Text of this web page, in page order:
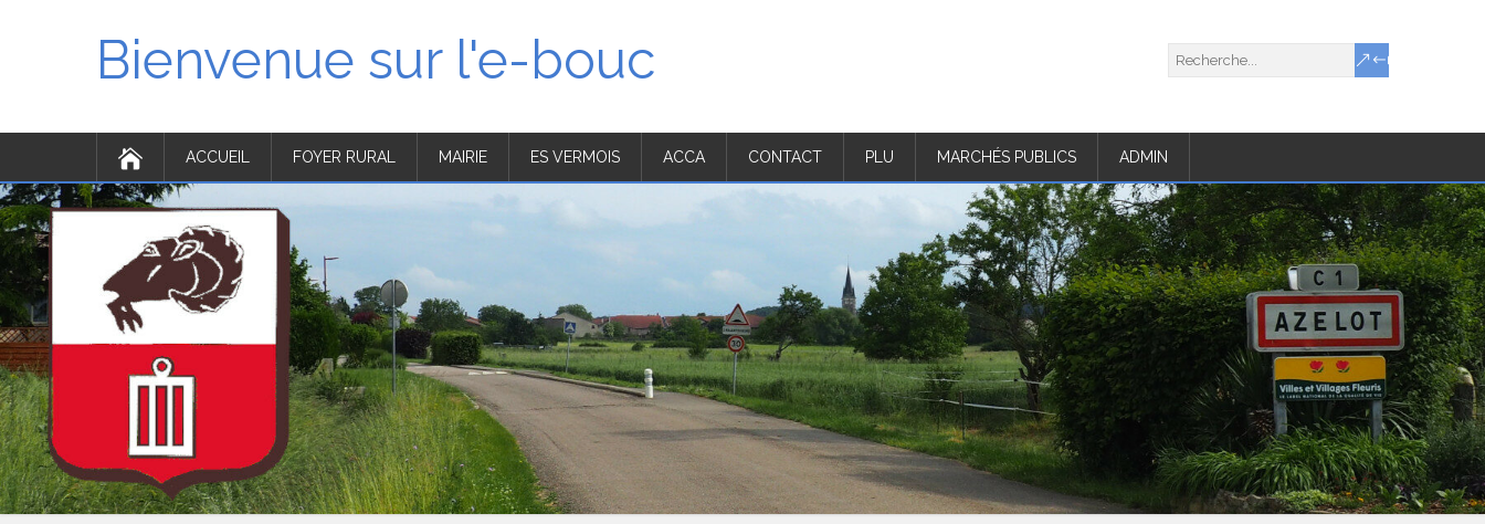
Bienvenue sur l'e-bouc
ACCUEIL FOYER RURAL MAIRIE ES VERMOIS ACCA CONTACT PLU MARCHÉS PUBLICS ADMIN